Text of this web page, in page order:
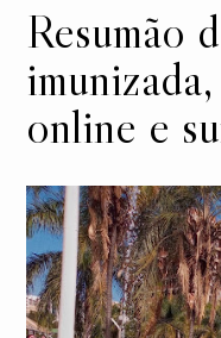
Resumão
online e